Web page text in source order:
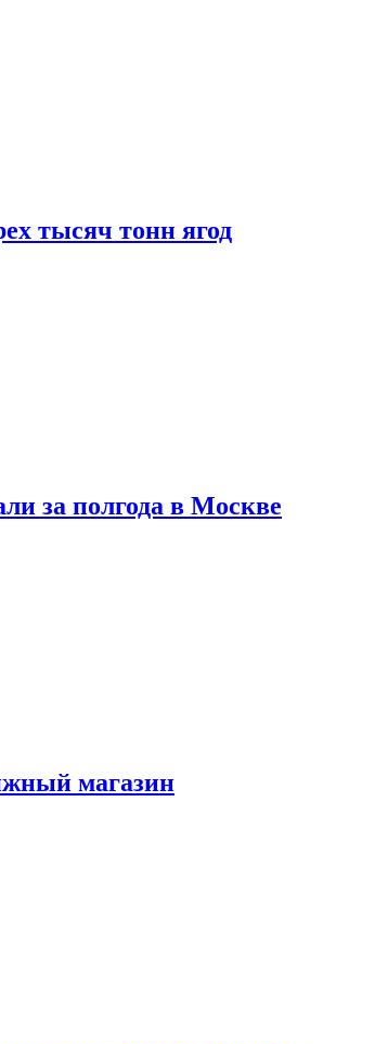
тысяч тонн ягод
за полгода в Москве
магазин